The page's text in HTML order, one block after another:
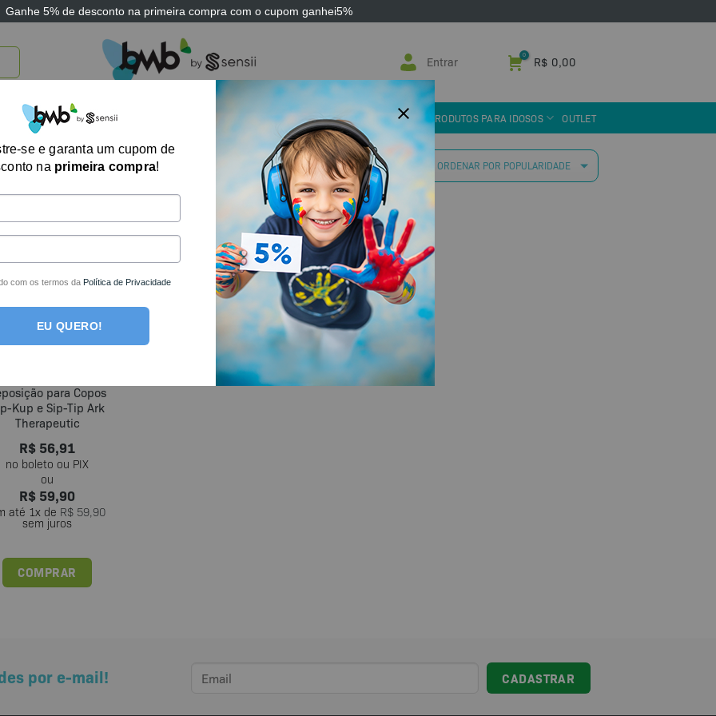
Ganhe 5% de desconto na primeira compra com o cupom ganhei5%
Entrar R$ 0,00
BRINQUEDOS E JOGOS ARK THERAPEUTIC SENSII TECNOLOGIA ASSISTIVA PRODUTOS PARA IDOSOS OUTLET
Exibindo um único resultado
para Copos
Kup e Sip-Tip Ark
Therapeutic
R$ 56,91
R$ 59,90
até 1x de R$59,90
sem juros
COMPRAR
por e-mail!
se e garanta um cupom de
na primeira compra!
com os termos da Política de Privacidade
EU QUERO!